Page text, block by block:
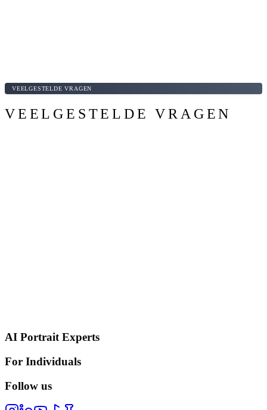
VEELGESTELDE VRAGEN
VEELGESTELDE VRAGEN
AI Portrait Experts
For Individuals
Follow us